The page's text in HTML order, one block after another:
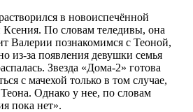
в новоиспечённой
Ксения. По словам теледивы, она
Валерии познакомимся с Теоной,
из-за появления девушки семья
Звезда «Дома-2» готова
с мачехой только в том случае,
Теона. Однако у нее, по словам
пока нет».